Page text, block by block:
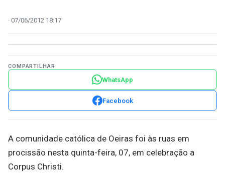
07/06/2012 18:17
COMPARTILHAR
WhatsApp
Facebook
A comunidade católica de Oeiras foi às ruas em
procissão nesta quinta-feira, 07, em celebração a
Corpus Christi.